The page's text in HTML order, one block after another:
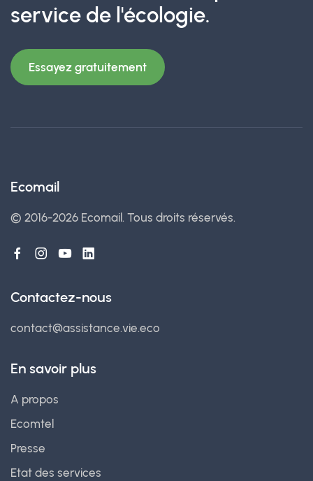
service de l'écologie.
Essayez gratuitement
Ecomail
© 2016-2026 Ecomail. Tous droits réservés.
Contactez-nous
contact@assistance.vie.eco
En savoir plus
A propos
Ecomtel
Presse
Etat des services